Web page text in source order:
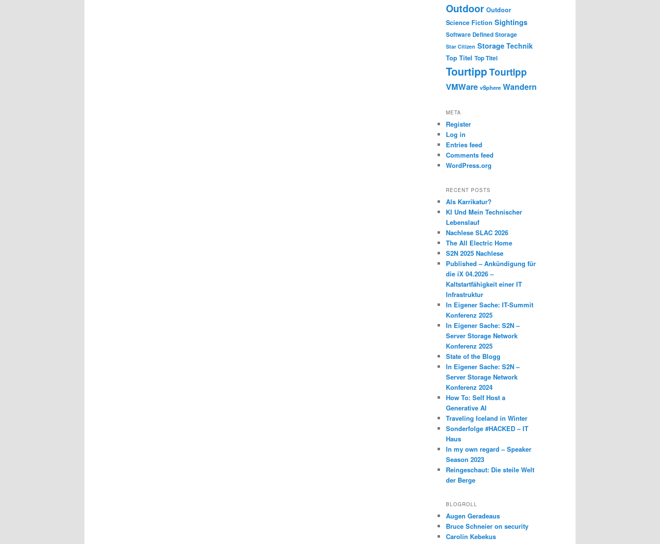
Outdoor Outdoor
Science Fiction Sightings
Software Defined Storage
Star Citizen Storage Technik
Top Titel Top Titel
TourtippTourtipp
VMWare vSphere Wandern
META
Register
Log in
Entries feed
Comments feed
WordPress.org
RECENT POSTS
Als Karrikatur?
KI Und Mein Technischer
Lebenslauf
Nachlese SLAC 2026
The All Electric Home
S2N 2025 Nachlese
Published – Ankündigung für
die iX 04.2026 –
Kaltstartfähigkeit einer IT
Infrastruktur
In Eigener Sache: IT-Summit
Konferenz 2025
In Eigener Sache: S2N –
Server Storage Network
Konferenz 2025
State of the Blogg
In Eigener Sache: S2N –
Server Storage Network
Konferenz 2024
How To: Self Host a
Generative AI
Traveling Iceland in Winter
Sonderfolge #HACKED – IT
Haus
In my own regard – Speaker
Season 2023
Reingeschaut: Die steile Welt
der Berge
BLOGROLL
Augen Geradeaus
Bruce Schneier on security
Carolin Kebekus